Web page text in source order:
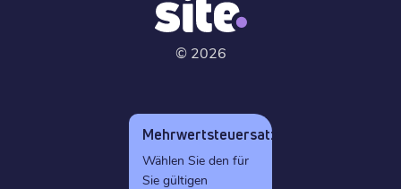
© 2026
Mehrwertsteuersatz
Wählen Sie den für
Sie gültigen